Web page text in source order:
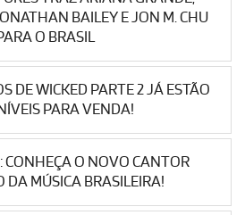
BAILEY E JON M. CHU
O BRASIL
DE WICKED PARTE 2 JÁ ESTÃO
PARA VENDA!
CONHEÇA O NOVO CANTOR
DA MÚSICA BRASILEIRA!